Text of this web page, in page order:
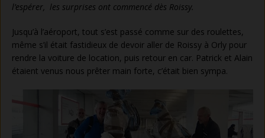
l’espérer, les surprises ont commencé dès Roissy.
Jusqu’à l’aéroport, tout s’est passé comme sur des roulettes,
même s’il était fastidieux de devoir aller de Roissy à Orly pour
rendre la voiture de location, puis retour en car. Patrick et Alain
étaient venus nous prêter main forte, c’était bien sympa.